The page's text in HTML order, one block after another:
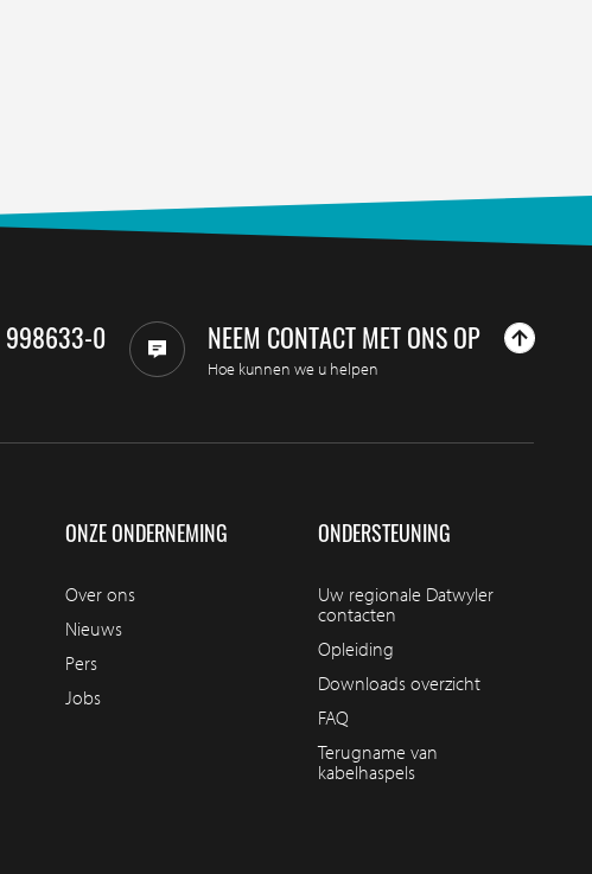
998633-0 NEEM CONTACT MET ONS OP
Hoe kunnen we u helpen
ONZE ONDERNEMING
Over ons
Nieuws
Pers
Jobs
ONDERSTEUNING
Uw regionale Datwyler
contacten
Opleiding
Downloads overzicht
FAQ
Terugname van
kabelhaspels